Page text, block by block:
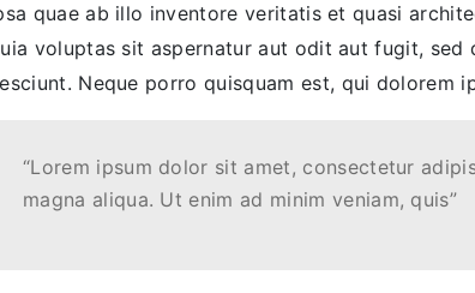
quae ab illo inventore veritatis et quasi
voluptas sit aspernatur aut odit aut fugit, sed
Neque porro quisquam est, qui dolorem
“Lorem ipsum dolor sit amet, consectetur
magna aliqua. Ut enim ad minim veniam, quis”